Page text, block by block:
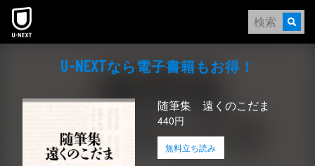
本文へスキップ
U-NEXTなら電⼦書籍もお得！
随筆集 遠くのこだま
440円
無料立ち読み